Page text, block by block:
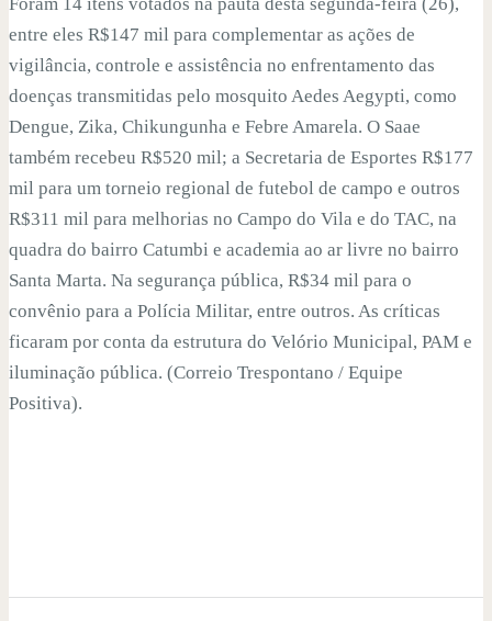
entre eles R$147 mil para complementar as ações de
vigilância, controle e assistência no enfrentamento das
doenças transmitidas pelo mosquito Aedes Aegypti, como
Dengue, Zika, Chikungunha e Febre Amarela. O Saae
também recebeu R$520 mil; a Secretaria de Esportes R$177
mil para um torneio regional de futebol de campo e outros
R$311 mil para melhorias no Campo do Vila e do TAC, na
quadra do bairro Catumbi e academia ao ar livre no bairro
Santa Marta. Na segurança pública, R$34 mil para o
convênio para a Polícia Militar, entre outros. As críticas
ficaram por conta da estrutura do Velório Municipal, PAM e
iluminação pública. (Correio Trespontano / Equipe
Positiva).